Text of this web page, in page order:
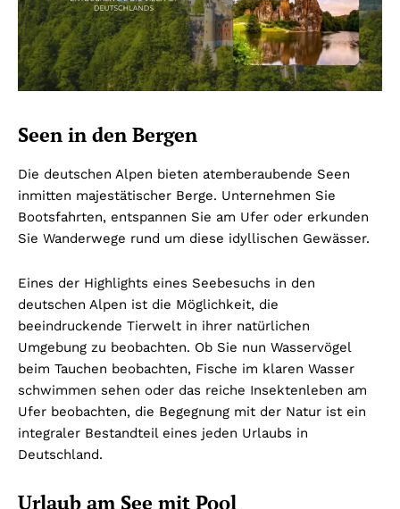
Seen in den Bergen
Die deutschen Alpen bieten atemberaubende Seen
inmitten majestätischer Berge. Unternehmen Sie
Bootsfahrten, entspannen Sie am Ufer oder erkunden
Sie Wanderwege rund um diese idyllischen Gewässer.
Eines der Highlights eines Seebesuchs in den
deutschen Alpen ist die Möglichkeit, die
beeindruckende Tierwelt in ihrer natürlichen
Umgebung zu beobachten. Ob Sie nun Wasservögel
beim Tauchen beobachten, Fische im klaren Wasser
schwimmen sehen oder das reiche Insektenleben am
Ufer beobachten, die Begegnung mit der Natur ist ein
integraler Bestandteil eines jeden Urlaubs in
Deutschland.
Urlaub am See mit Pool